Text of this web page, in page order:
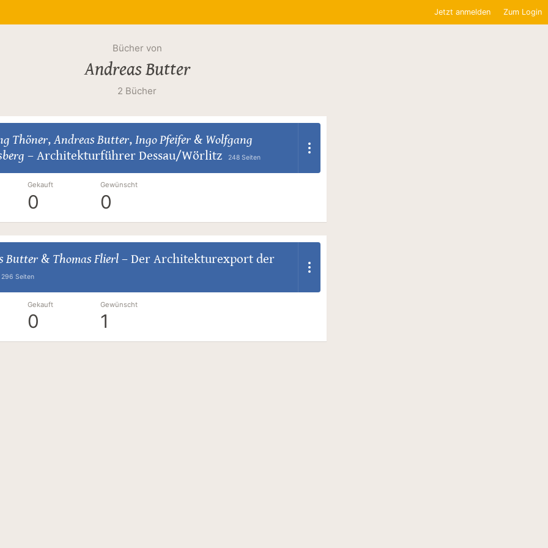
Jetzt anmelden Zum Login
Bücher von
Andreas Butter
2 Bücher
Thöner,Andreas Butter, Ingo Pfeifer& Wolfgang
– Architekturführer Dessau/Wörlitz 248 Seiten
Gekauft
0
Gewünscht
0
Butter& Thomas Flierl– Der Architekturexport der
296 Seiten
Gekauft
0
Gewünscht
1